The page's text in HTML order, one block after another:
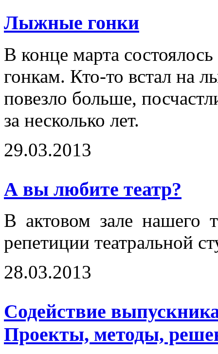
Лыжные гонки
В конце марта
гонкам. Кто-то встал на
повезло больше,
за несколько лет.
29.03.2013
А вы любите театр?
В актовом зале нашего
репетиции театральной
28.03.2013
Содействие
Проекты, методы,